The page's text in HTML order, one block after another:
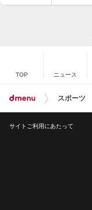
TOP ニュース
スポーツ
サイトご利用にあたって